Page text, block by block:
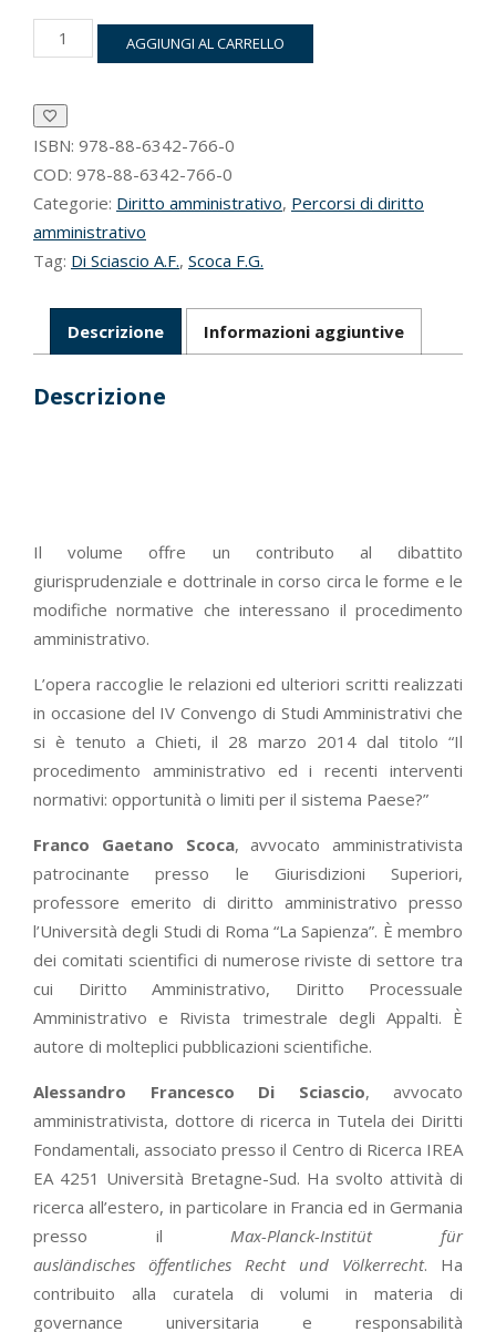
procedimento
i
recenti
interventi
opportunità
o
limiti
sistema
paese?
AGGIUNGI AL CARRELLO
ISBN: 978-88-6342-766-0
COD: 978-88-6342-766-0
Categorie: Diritto amministrativo, Percorsi di diritto
amministrativo
Tag: Di Sciascio A.F., Scoca F.G.
Descrizione Informazioni aggiuntive
Descrizione
Il volume offre un contributo al dibattito
giurisprudenziale e dottrinale in corso circa le forme e le
modifiche normative che interessano il procedimento
amministrativo.
L’opera raccoglie le relazioni ed ulteriori scritti realizzati
in occasione del IV Convengo di Studi Amministrativi che
si è tenuto a Chieti, il 28 marzo 2014 dal titolo “Il
procedimento amministrativo ed i recenti interventi
normativi: opportunità o limiti per il sistema Paese?”
Franco Gaetano Scoca, avvocato amministrativista
patrocinante presso le Giurisdizioni Superiori,
professore emerito di diritto amministrativo presso
l’Università degli Studi di Roma “La Sapienza”. È membro
dei comitati scientifici di numerose riviste di settore tra
cui Diritto Amministrativo, Diritto Processuale
Amministrativo e Rivista trimestrale degli Appalti. È
autore di molteplici pubblicazioni scientifiche.
Alessandro Francesco Di Sciascio, avvocato
amministrativista, dottore di ricerca in Tutela dei Diritti
Fondamentali, associato presso il Centro di Ricerca IREA
EA 4251 Università Bretagne-Sud. Ha svolto attività di
ricerca all’estero, in particolare in Francia ed in Germania
presso il Max-Planck-Institüt für
ausländisches öffentliches Recht und Völkerrecht. Ha
contribuito alla curatela di volumi in materia di
governance universitaria e responsabilità